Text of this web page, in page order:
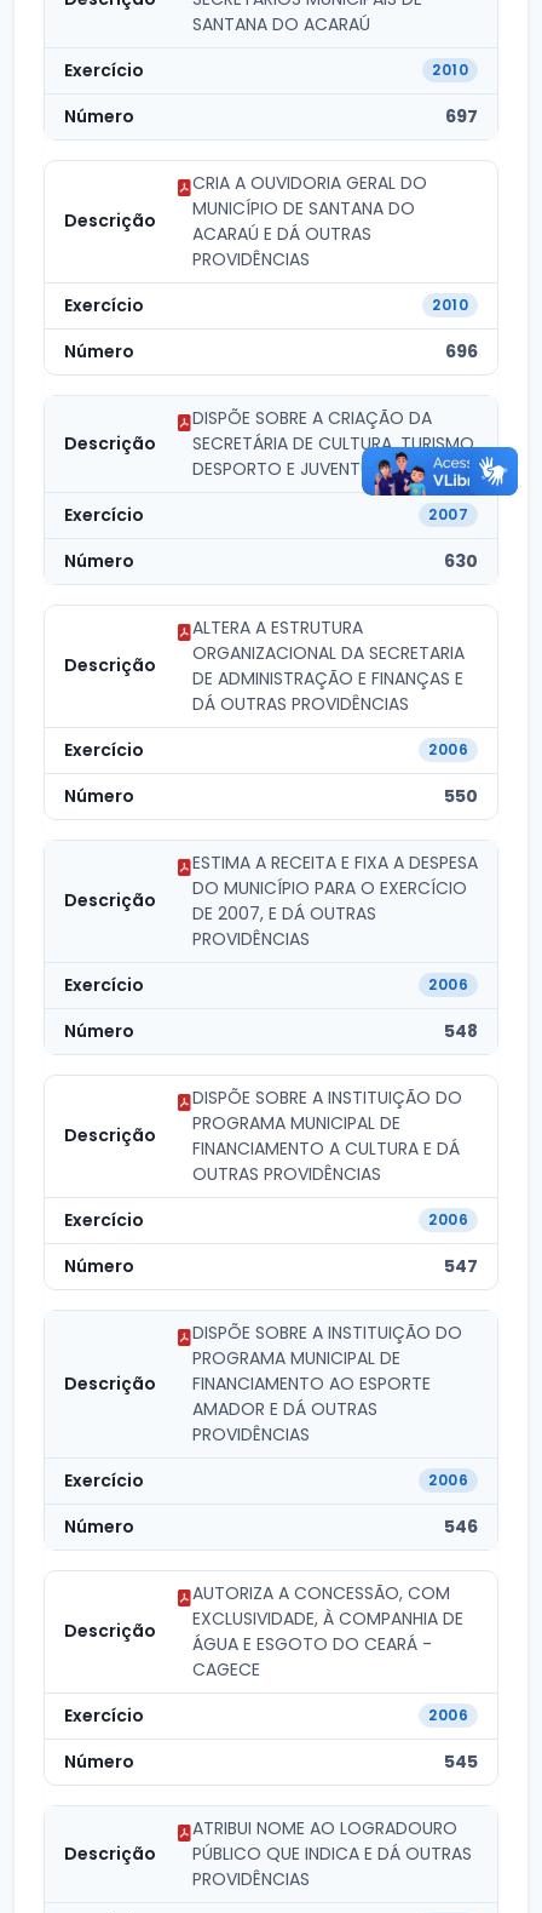
SANTANA DO ACARAÚ
2010
697
CRIA A OUVIDORIA GERAL DO
MUNICÍPIO DE SANTANA DO
ACARAÚ E DÁ OUTRAS
PROVIDÊNCIAS
2010
696
DISPÕE SOBRE A CRIAÇÃO DA
SECRETÁRIA DE CULTURA, TURISMO,
DESPORTO E JUVENTUDE.
2007
630
ALTERA A ESTRUTURA
ORGANIZACIONAL DA SECRETARIA
DE ADMINISTRAÇÃO E FINANÇAS E
DÁ OUTRAS PROVIDÊNCIAS
2006
550
ESTIMA A RECEITA E FIXA A DESPESA
DO MUNICÍPIO PARA O EXERCÍCIO
DE 2007, E DÁ OUTRAS
PROVIDÊNCIAS
2006
548
DISPÕE SOBRE A INSTITUIÇÃO DO
PROGRAMA MUNICIPAL DE
FINANCIAMENTO A CULTURA E DÁ
OUTRAS PROVIDÊNCIAS
2006
547
DISPÕE SOBRE A INSTITUIÇÃO DO
PROGRAMA MUNICIPAL DE
FINANCIAMENTO AO ESPORTE
AMADOR E DÁ OUTRAS
PROVIDÊNCIAS
2006
546
AUTORIZA A CONCESSÃO, COM
EXCLUSIVIDADE, À COMPANHIA DE
ÁGUA E ESGOTO DO CEARÁ -
CAGECE
2006
545
ATRIBUI NOME AO LOGRADOURO
PÚBLICO QUE INDICA E DÁ OUTRAS
PROVIDÊNCIAS